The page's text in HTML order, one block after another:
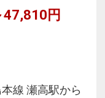
円
線 瀬高駅から